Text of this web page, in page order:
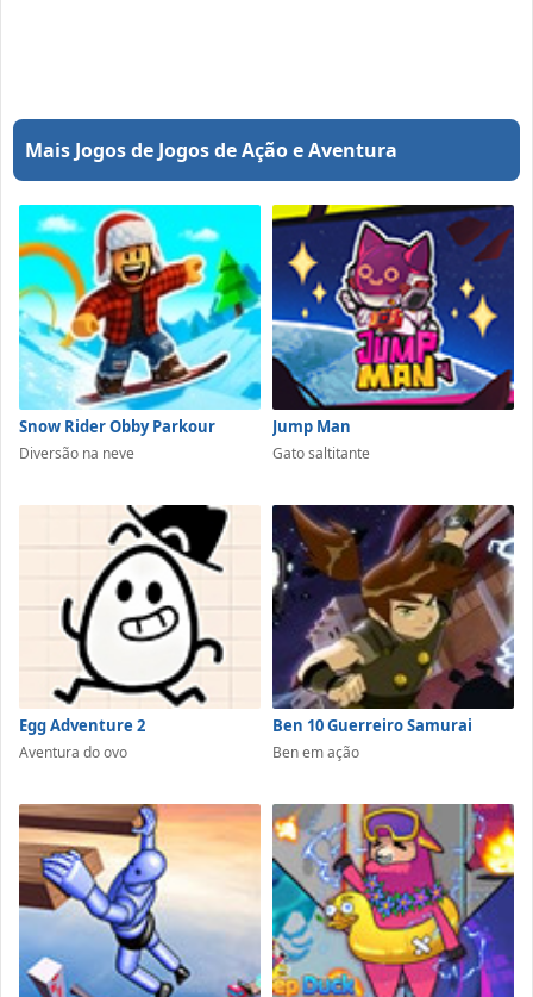
Mais Jogos de Jogos de Ação e Aventura
Snow Rider Obby Parkour
Diversão na neve
Jump Man
Gato saltitante
Egg Adventure 2
Aventura do ovo
Ben 10 Guerreiro Samurai
Ben em ação